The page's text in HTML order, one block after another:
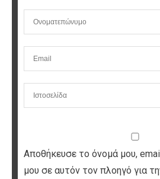
Αποθήκευσε το όνομά μου,
μου σε αυτόν τον πλοηγό για